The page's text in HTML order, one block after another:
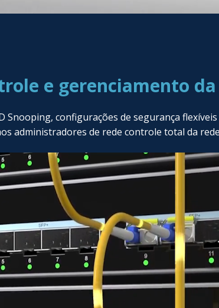
e gerenciamento
Snooping, configurações de segurança
administradores de rede controle total da